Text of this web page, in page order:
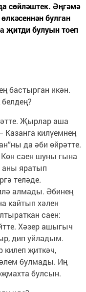
сөйләштек. Әңгәмә
булган
җитди булуын тоеп
бастырган икән.
Җырлар аша
Казанга килүемнең
да әби өйрәтте.
Көн саен шуны гына
аны яратып
теләде.
алмады. Әбинең
кайтып хәлен
саен:
Хәзер ашыгыч
дип уйладым.
килеп җиткәч,
булмады. Иң
булсын.